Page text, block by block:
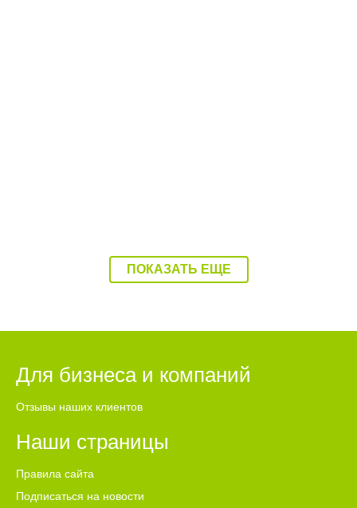
ПОКАЗАТЬ ЕЩЕ
Для бизнеса и компаний
Отзывы наших клиентов
Наши страницы
Правила сайта
Подписаться на новости